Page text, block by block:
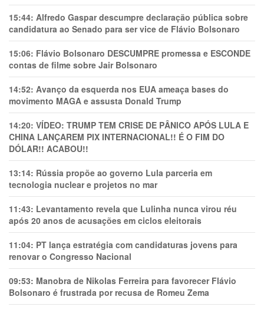
15:44: Alfredo Gaspar descumpre declaração pública sobre
candidatura ao Senado para ser vice de Flávio Bolsonaro
15:06: Flávio Bolsonaro DESCUMPRE promessa e ESCONDE
contas de filme sobre Jair Bolsonaro
14:52: Avanço da esquerda nos EUA ameaça bases do
movimento MAGA e assusta Donald Trump
14:20: VÍDEO: TRUMP TEM CRlSE DE PÂNlCO APÓS LULA E
CHINA LANÇAREM PIX INTERNACIONAL!! É O FIM DO
DÓLAR!! ACABOU!!
13:14: Rússia propõe ao governo Lula parceria em
tecnologia nuclear e projetos no mar
11:43: Levantamento revela que Lulinha nunca virou réu
após 20 anos de acusações em ciclos eleitorais
11:04: PT lança estratégia com candidaturas jovens para
renovar o Congresso Nacional
09:53: Manobra de Nikolas Ferreira para favorecer Flávio
Bolsonaro é frustrada por recusa de Romeu Zema